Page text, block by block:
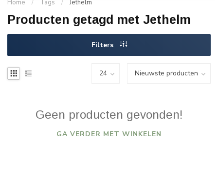
Home / Tags / Jethelm
Producten getagd met Jethelm
Filters
Geen producten gevonden!
GA VERDER MET WINKELEN